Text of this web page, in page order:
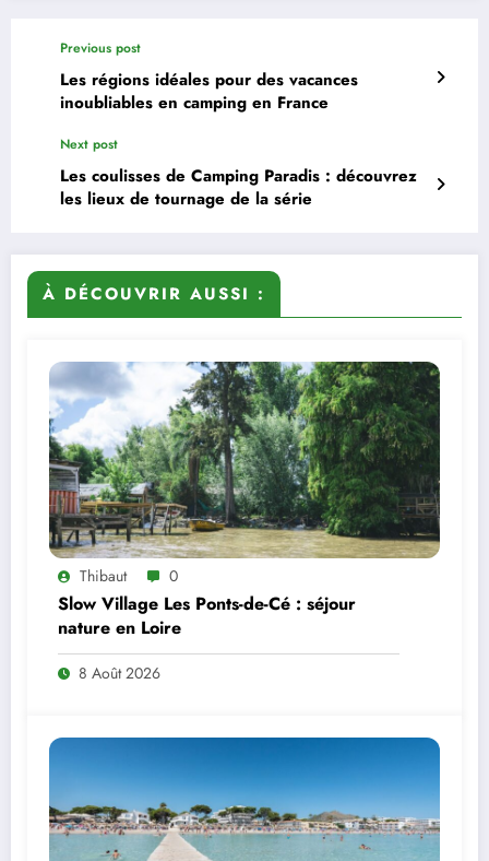
Previous post
Les régions idéales pour des vacances
inoubliables en camping en France
Next post
Les coulisses de Camping Paradis : découvrez
les lieux de tournage de la série
À DÉCOUVRIR AUSSI :
Thibaut 0
Slow Village Les Ponts-de-Cé : séjour
nature en Loire
8 Août 2026